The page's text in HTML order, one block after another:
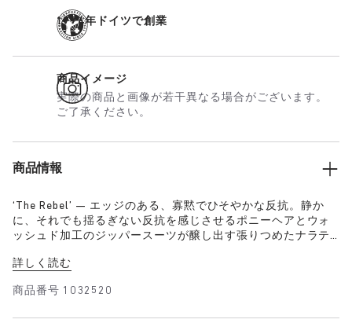
1774年ドイツで創業
商品イメージ
実際の商品と画像が若干異なる場合がございます。
ご了承ください。
商品情報
‘The Rebel’ — エッジのある、寡黙でひそやかな反抗。静か
に、それでも揺るぎない反抗を感じさせるポニーヘアとウォ
ッシュド加工のジッパースーツが醸し出す張りつめたナラテ
するファッション。
詳しく読む
商品番号 1032520